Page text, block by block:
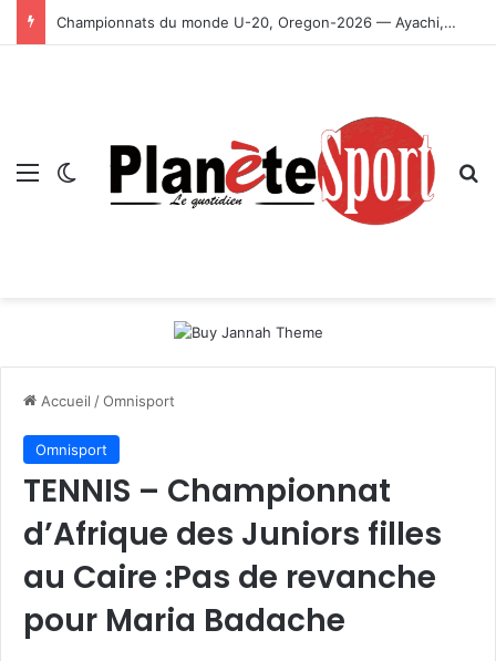
Championnats du monde U-20, Oregon-2026 — Ayachi, Dissa, Touahria et Ghezali en finale
Menu Switch skin
Accueil /Omnisport
Omnisport
TENNIS – Championnat
d’Afrique des Juniors filles
au Caire :Pas de revanche
pour Maria Badache